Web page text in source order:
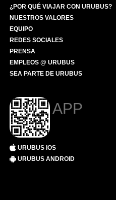
¿POR QUÉ VIAJAR CON URUBUS?
NUESTROS VALORES
EQUIPO
REDES SOCIALES
PRENSA
EMPLEOS @ URUBUS
SEA PARTE DE URUBUS
APP
URUBUS IOS
URUBUS ANDROID